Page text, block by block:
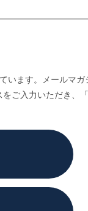
います。メールマガ
ご入力いただき、